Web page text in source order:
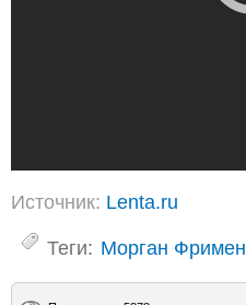
Источник: Lenta.ru
Теги: Морган Фримен